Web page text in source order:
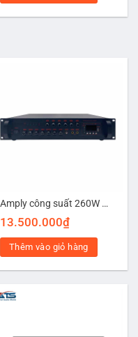
Amply công suất 260W MANSREN FA-6260HT
13.500.000₫
Thêm vào giỏ hàng